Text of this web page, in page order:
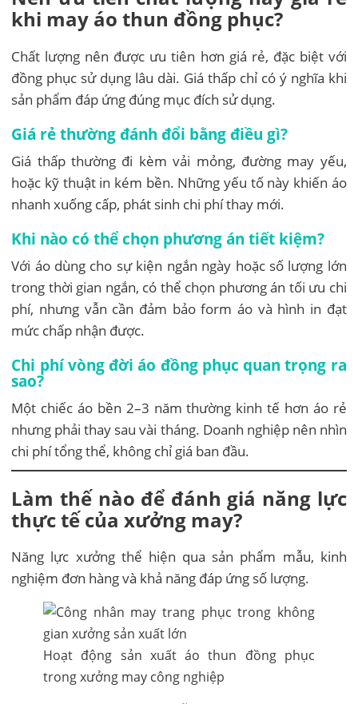
khi may áo thun đồng phục?
Chất lượng nên được ưu tiên hơn giá rẻ, đặc biệt với
đồng phục sử dụng lâu dài. Giá thấp chỉ có ý nghĩa khi
sản phẩm đáp ứng đúng mục đích sử dụng.
Giá rẻ thường đánh đổi bằng điều gì?
Giá thấp thường đi kèm vải mỏng, đường may yếu,
hoặc kỹ thuật in kém bền. Những yếu tố này khiến áo
nhanh xuống cấp, phát sinh chi phí thay mới.
Khi nào có thể chọn phương án tiết kiệm?
Với áo dùng cho sự kiện ngắn ngày hoặc số lượng lớn
trong thời gian ngắn, có thể chọn phương án tối ưu chi
phí, nhưng vẫn cần đảm bảo form áo và hình in đạt
mức chấp nhận được.
Chi phí vòng đời áo đồng phục quan trọng ra
sao?
Một chiếc áo bền 2–3 năm thường kinh tế hơn áo rẻ
nhưng phải thay sau vài tháng. Doanh nghiệp nên nhìn
chi phí tổng thể, không chỉ giá ban đầu.
Làm thế nào để đánh giá năng lực
thực tế của xưởng may?
Năng lực xưởng thể hiện qua sản phẩm mẫu, kinh
nghiệm đơn hàng và khả năng đáp ứng số lượng.
Hoạt động sản xuất áo thun đồng phục
trong xưởng may công nghiệp